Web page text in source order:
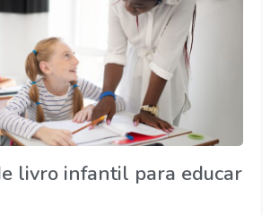
livro infantil para educar